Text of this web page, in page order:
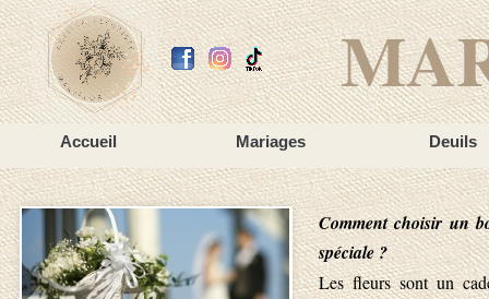
Accueil Mariages Deuils
Comment choisir un
spéciale ?
Les fleurs sont un